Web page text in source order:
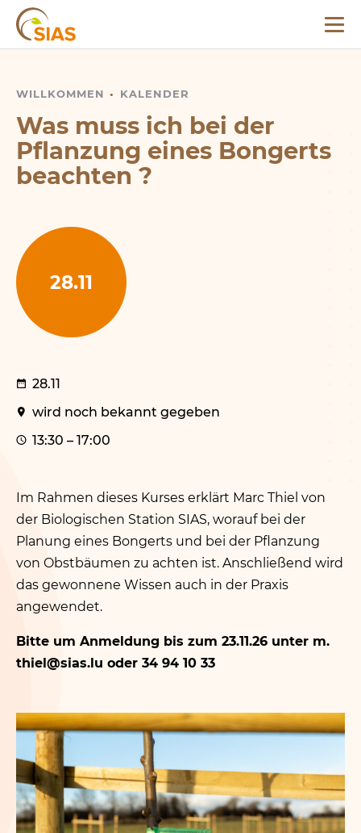
Menü
WILLKOMMEN KALENDER
WAS MUSS ICH BEI DER PFLANZUNG EINES
Was muss ich bei der
Pflanzung eines Bongerts
beachten ?
28.11
28.11
wird noch bekannt gegeben
13:30 – 17:00
Im Rahmen dieses Kurses erklärt Marc Thiel von
der Biologischen Station SIAS, worauf bei der
Planung eines Bongerts und bei der Pflanzung
von Obstbäumen zu achten ist. Anschließend wird
das gewonnene Wissen auch in der Praxis
angewendet.
Bitte um Anmeldung bis zum 23.11.26 unter m.​
thiel@​sias.​lu oder 34 94 10 33